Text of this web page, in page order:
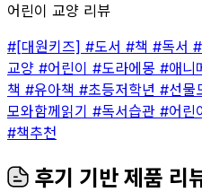
어린이 교양 리뷰
#[대원키즈] #도서 #책 #독서
교양 #어린이 #도라에몽 #애니
책 #유아책 #초등저학년 #선물
모와함께읽기 #독서습관 #어린
#책추천
후기 기반 제품 리